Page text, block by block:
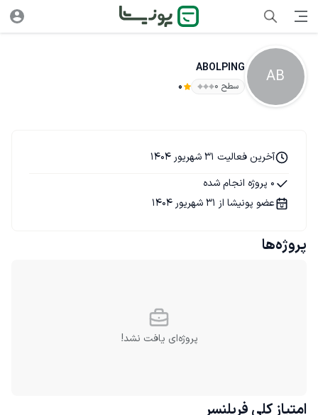
AB
ABOLPING
سطح ۰ 0
آخرین فعالیت 31 شهریور 1404
0 پروژه انجام شده
عضو پونیشا از 31 شهریور 1404
پروژه‌ها
پروژه‌ای یافت نشد!
امتیاز کلی فریلنسر